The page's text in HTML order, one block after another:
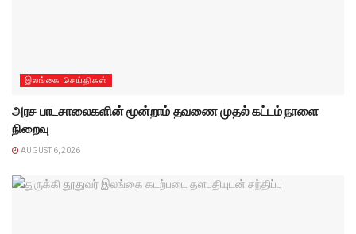
இலங்கை செய்திகள்
அரச பாடசாலைகளின் மூன்றாம் தவணை முதல் கட்டம் நாளை
நிறைவு
AUGUST 6, 2026